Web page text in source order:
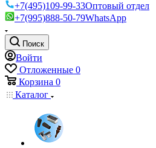
+7(495)109-99-33Оптовый отдел
+7(995)888-50-79WhatsApp
Поиск
Войти
Отложенные 0
Корзина 0
Каталог